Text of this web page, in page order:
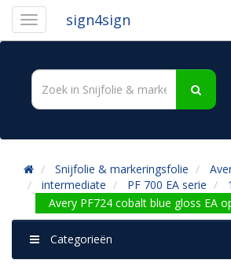
sign4sign
Snijfolie & markeringsfolie
intermediate
PF 700 EA serie
Avery PF724 cobalt blue gloss EA
Categorieën